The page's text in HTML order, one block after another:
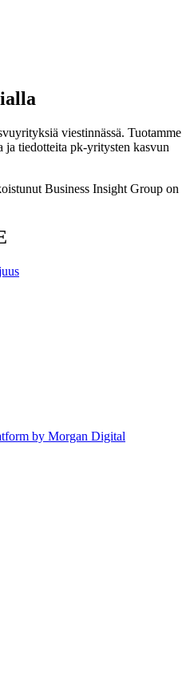
viestinnässä. Tuotamme
ja tiedotteita pk-yritysten kasvun
Business Insight Group on
by Morgan Digital